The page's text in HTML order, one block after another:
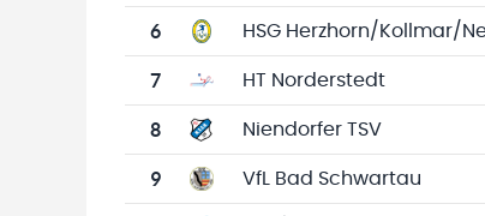
6 HSG Herzhorn/Kollmar/
7 HT Norderstedt
8 Niendorfer TSV
9 VfL Bad Schwartau